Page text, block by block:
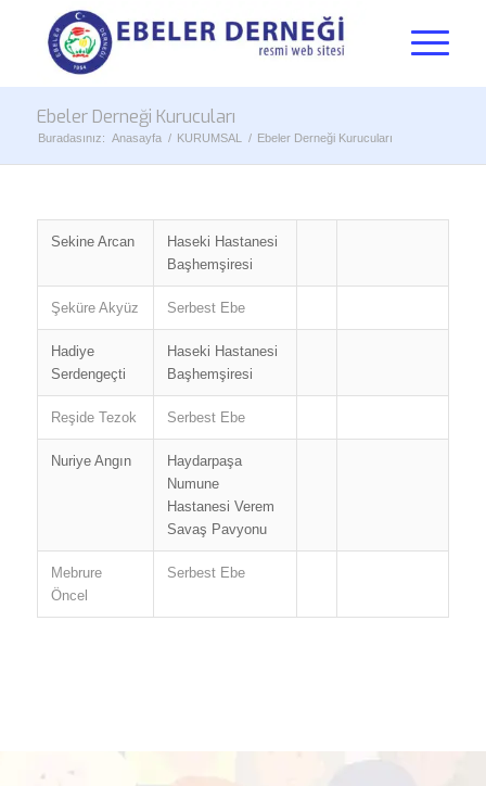
Ebeler Derneği Kurucuları
Buradasınız: Anasayfa / KURUMSAL / Ebeler Derneği Kurucuları
Sekine Arcan
Haseki Hastanesi
Başhemşiresi
Şeküre Akyüz Serbest Ebe
Hadiye
Serdengeçti
Haseki Hastanesi
Başhemşiresi
Reşide Tezok Serbest Ebe
Nuriye Angın
Haydarpaşa
Numune
Hastanesi Verem
Savaş Pavyonu
Mebrure
Öncel
Serbest Ebe